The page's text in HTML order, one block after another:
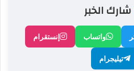
شارك الخبر
واتساب إنستقرام
تيليجرام